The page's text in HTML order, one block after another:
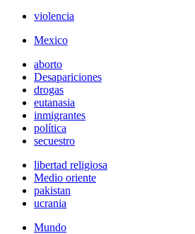
violencia
Mexico
aborto
Desapariciones
drogas
eutanasia
inmigrantes
política
secuestro
libertad religiosa
Medio oriente
pakistan
ucrania
Mundo